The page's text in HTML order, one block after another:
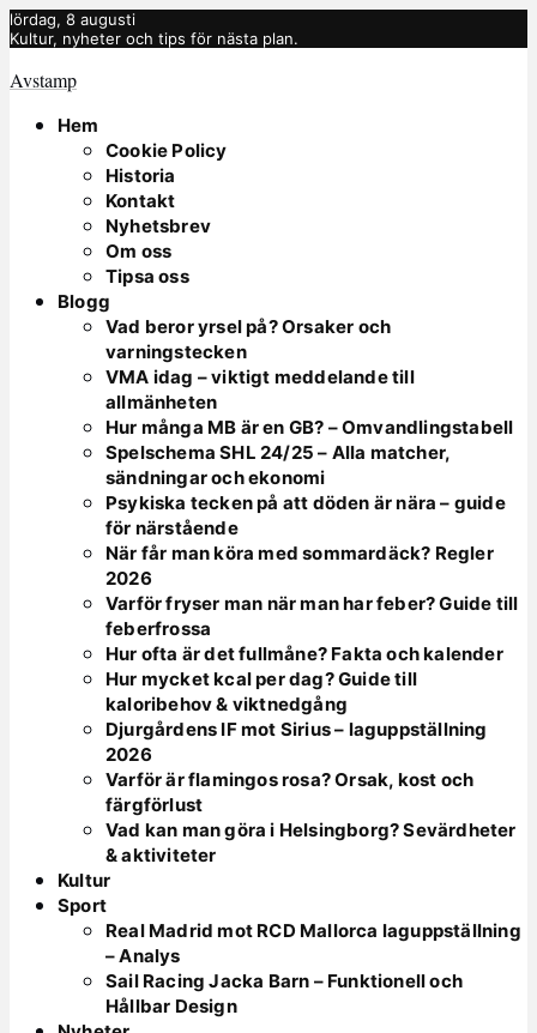
lördag, 8 augusti
Kultur, nyheter och tips för nästa plan.
Avstamp
Hem
Cookie Policy
Historia
Kontakt
Nyhetsbrev
Om oss
Tipsa oss
Blogg
Vad beror yrsel på? Orsaker och
varningstecken
VMA idag – viktigt meddelande till
allmänheten
Hur många MB är en GB? – Omvandlingstabell
Spelschema SHL 24/25 – Alla matcher,
sändningar och ekonomi
Psykiska tecken på att döden är nära – guide
för närstående
När får man köra med sommardäck? Regler
2026
Varför fryser man när man har feber? Guide till
feberfrossa
Hur ofta är det fullmåne? Fakta och kalender
Hur mycket kcal per dag? Guide till
kaloribehov & viktnedgång
Djurgårdens IF mot Sirius – laguppställning
2026
Varför är flamingos rosa? Orsak, kost och
färgförlust
Vad kan man göra i Helsingborg? Sevärdheter
& aktiviteter
Kultur
Sport
Real Madrid mot RCD Mallorca laguppställning
– Analys
Sail Racing Jacka Barn – Funktionell och
Hållbar Design